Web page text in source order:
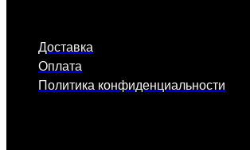
Доставка
Оплата
Политика конфиденциальности